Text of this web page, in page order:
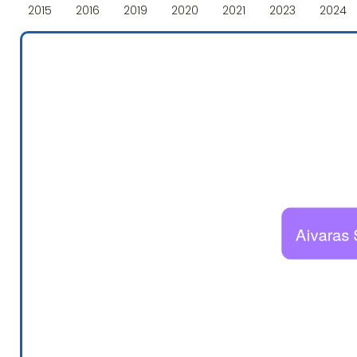
2015 2016 2019 2020 2021 2023 2024